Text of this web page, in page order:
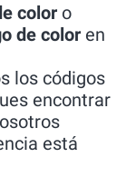
color o
de color en
los códigos
encontrar
está